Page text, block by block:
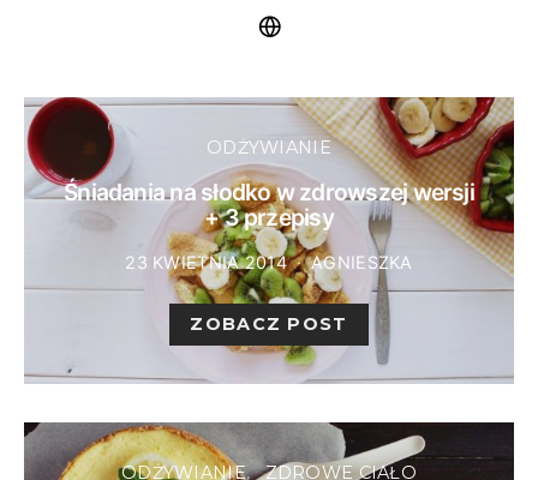
ODŻYWIANIE
Śniadania na słodko w zdrowszej wersji
+ 3 przepisy
23 KWIETNIA 2014 AGNIESZKA
ZOBACZ POST
ODŻYWIANIE ZDROWE CIAŁO